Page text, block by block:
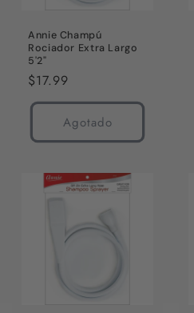
Annie Champú
Rociador Extra Largo
5'2"
Precio
habitual
$17.99
Agotado